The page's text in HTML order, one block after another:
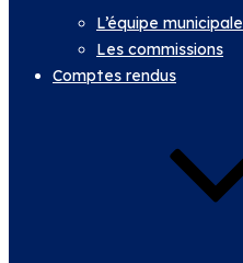
L’équipe municipale
Les commissions
Comptes rendus